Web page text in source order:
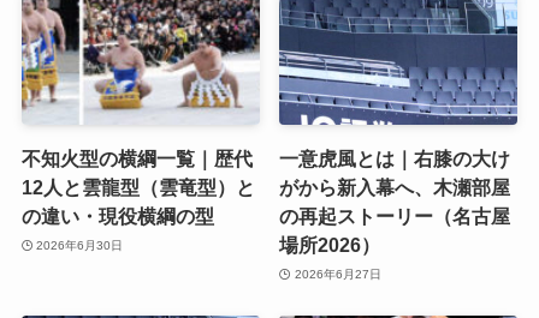
不知火型の横綱一覧｜歴代
12人と雲龍型（雲竜型）と
の違い・現役横綱の型
2026年6月30日
一意虎風とは｜右膝の大け
がから新入幕へ、木瀬部屋
の再起ストーリー（名古屋
場所2026）
2026年6月27日